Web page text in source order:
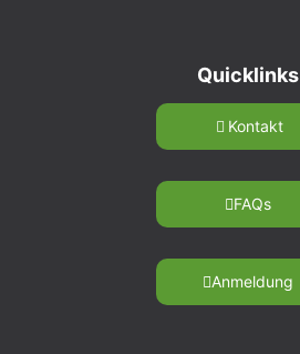
Quicklinks
Kontakt
FAQs
Anmeldung